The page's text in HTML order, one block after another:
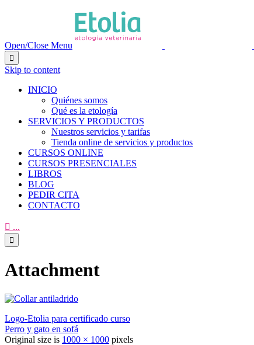
Open/Close Menu

Skip to content
INICIO
Quiénes somos
Qué es la etología
SERVICIOS Y PRODUCTOS
Nuestros servicios y tarifas
Tienda online de servicios y productos
CURSOS ONLINE
CURSOS PRESENCIALES
LIBROS
BLOG
PEDIR CITA
CONTACTO
 ...

Attachment
Logo-Etolia para certificado curso
Perro y gato en sofá
Original size is 1000 × 1000 pixels